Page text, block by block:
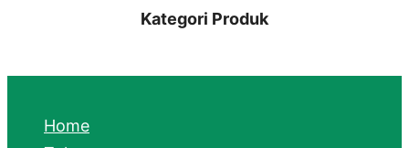
r
h
Kategori Produk
Home